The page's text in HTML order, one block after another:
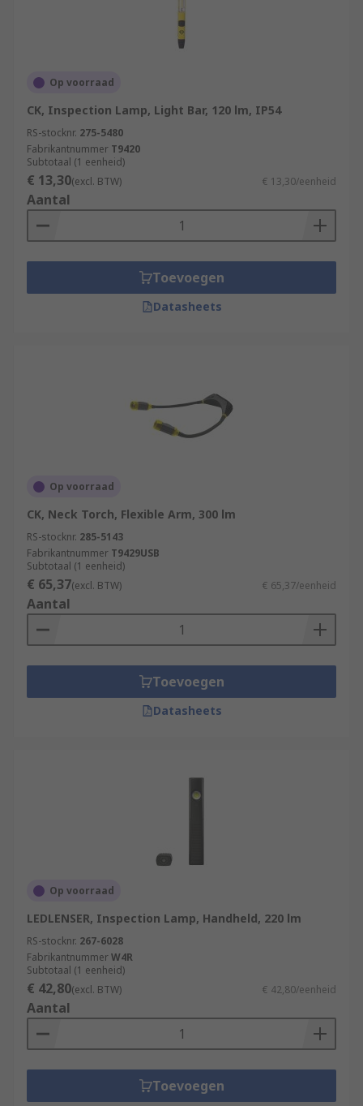
Op voorraad
CK, Inspection Lamp, Light Bar, 120 lm, IP54
RS-stocknr. 275-5480
Fabrikantnummer T9420
Subtotaal (1 eenheid)
€ 13,30(excl. BTW) € 13,30/eenheid
Aantal
Toevoegen
Datasheets
Op voorraad
CK, Neck Torch, Flexible Arm, 300 lm
RS-stocknr. 285-5143
Fabrikantnummer T9429USB
Subtotaal (1 eenheid)
€ 65,37(excl. BTW) € 65,37/eenheid
Aantal
Toevoegen
Datasheets
Op voorraad
LEDLENSER, Inspection Lamp, Handheld, 220 lm
RS-stocknr. 267-6028
FabrikantnummerW4R
Subtotaal (1 eenheid)
€ 42,80(excl. BTW) € 42,80/eenheid
Aantal
Toevoegen